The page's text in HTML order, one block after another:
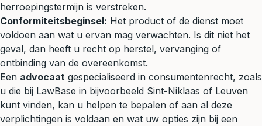
herroepingstermijn is verstreken.
Conformiteitsbeginsel: Het product of de dienst moet
voldoen aan wat u ervan mag verwachten. Is dit niet het
geval, dan heeft u recht op herstel, vervanging of
ontbinding van de overeenkomst.
Een advocaat gespecialiseerd in consumentenrecht, zoals
u die bij LawBase in bijvoorbeeld Sint-Niklaas of Leuven
kunt vinden, kan u helpen te bepalen of aan al deze
verplichtingen is voldaan en wat uw opties zijn bij een